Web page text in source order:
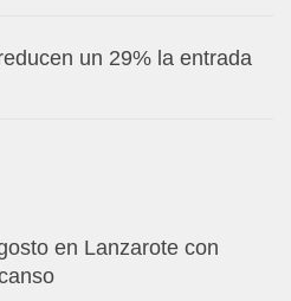
un 29% la entrada
en Lanzarote con